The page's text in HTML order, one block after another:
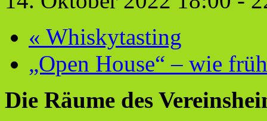
« Whiskytasting
„Open House“ – wie
Die Räume des